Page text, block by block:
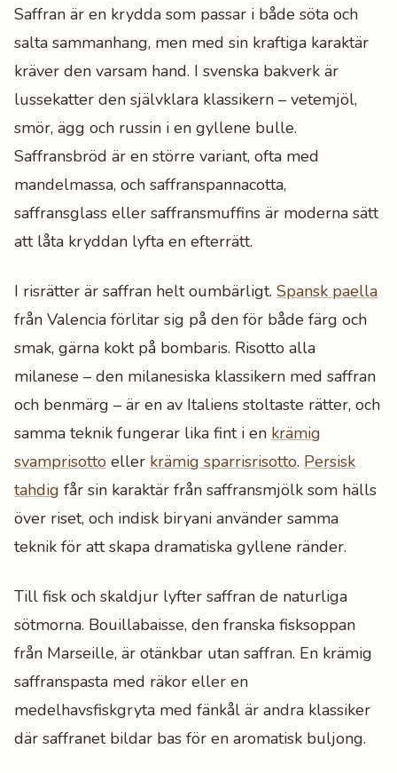
Saffran är en krydda som passar i både söta och
salta sammanhang, men med sin kraftiga karaktär
kräver den varsam hand. I svenska bakverk är
lussekatter den självklara klassikern – vetemjöl,
smör, ägg och russin i en gyllene bulle.
Saffransbröd är en större variant, ofta med
mandelmassa, och saffranspannacotta,
saffransglass eller saffransmuffins är moderna sätt
att låta kryddan lyfta en efterrätt.
I risrätter är saffran helt oumbärligt. Spansk paella
från Valencia förlitar sig på den för både färg och
smak, gärna kokt på bombaris. Risotto alla
milanese – den milanesiska klassikern med saffran
och benmärg – är en av Italiens stoltaste rätter, och
samma teknik fungerar lika fint i en krämig
svamprisotto eller krämig sparrisrisotto. Persisk
tahdig får sin karaktär från saffransmjölk som hälls
över riset, och indisk biryani använder samma
teknik för att skapa dramatiska gyllene ränder.
Till fisk och skaldjur lyfter saffran de naturliga
sötmorna. Bouillabaisse, den franska fisksoppan
från Marseille, är otänkbar utan saffran. En krämig
saffranspasta med räkor eller en
medelhavsfiskgryta med fänkål är andra klassiker
där saffranet bildar bas för en aromatisk buljong.